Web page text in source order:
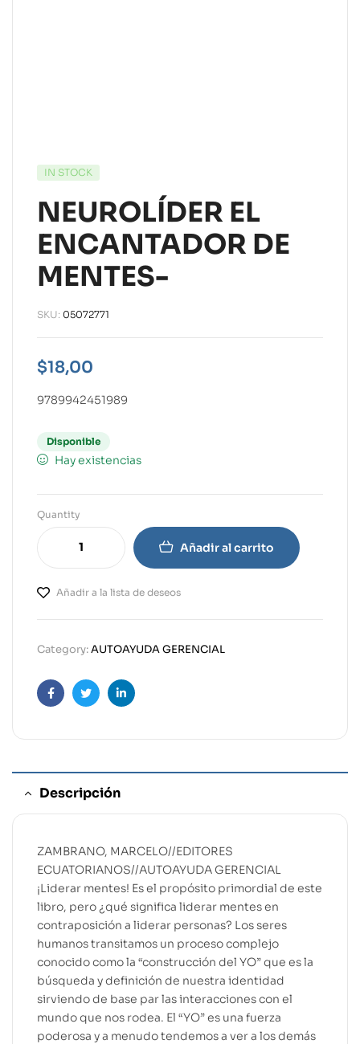
IN STOCK
NEUROLÍDER EL
ENCANTADOR DE
MENTES-
SKU: 05072771
$18,00
9789942451989
Disponible
Hay existencias
Quantity
Añadir al carrito
Añadir a la lista de deseos
Category:AUTOAYUDA GERENCIAL
FacebookTwitterLinkedin
Descripción
ZAMBRANO, MARCELO//EDITORES
ECUATORIANOS//AUTOAYUDA GERENCIAL
¡Liderar mentes! Es el propósito primordial de este
libro, pero ¿qué significa liderar mentes en
contraposición a liderar personas? Los seres
humanos transitamos un proceso complejo
conocido como la “construcción del YO” que es la
búsqueda y definición de nuestra identidad
sirviendo de base par las interacciones con el
mundo que nos rodea. El “YO” es una fuerza
poderosa y a menudo tendemos a ver a los demás